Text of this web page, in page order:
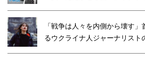
「戦争は人々を内側から壊す」
るウクライナ人ジャーナリスト